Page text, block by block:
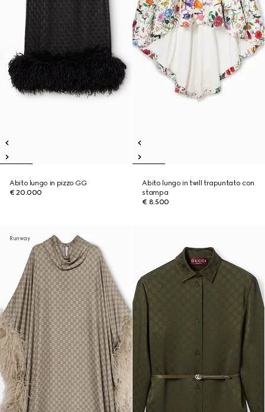
Abito lungo in pizzo GG
€ 20.000
Abito lungo in twill trapuntato con
stampa
€ 8.500
Runway